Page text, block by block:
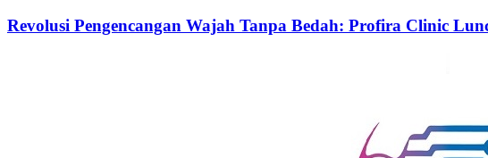
Revolusi Pengencangan Wajah Tanpa Bedah: Profira Clinic